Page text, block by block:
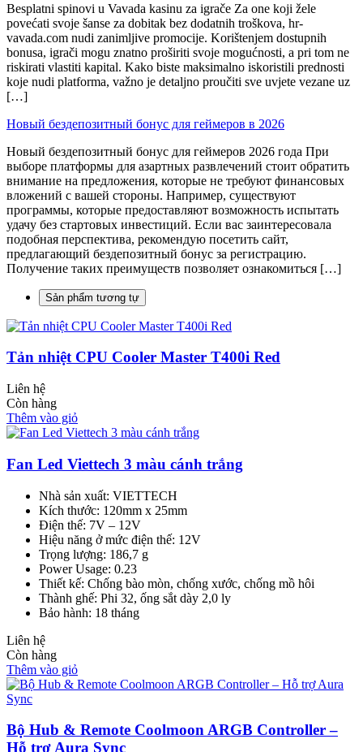
Besplatni spinovi u Vavada kasinu za igrače Za one koji žele
povećati svoje šanse za dobitak bez dodatnih troškova, hr-
vavada.com nudi zanimljive promocije. Korištenjem dostupnih
bonusa, igrači mogu znatno proširiti svoje mogućnosti, a pri tom ne
riskirati vlastiti kapital. Kako biste maksimalno iskoristili prednosti
koje nudi platforma, važno je detaljno proučiti sve uvjete vezane uz
[…]
Новый бездепозитный бонус для геймеров в 2026
Новый бездепозитный бонус для геймеров 2026 года При
выборе платформы для азартных развлечений стоит обратить
внимание на предложения, которые не требуют финансовых
вложений с вашей стороны. Например, существуют
программы, которые предоставляют возможность испытать
удачу без стартовых инвестиций. Если вас заинтересовала
подобная перспектива, рекомендую посетить сайт,
предлагающий бездепозитный бонус за регистрацию.
Получение таких преимуществ позволяет ознакомиться […]
Sản phẩm tương tự
Tản nhiệt CPU Cooler Master T400i Red
Liên hệ
Còn hàng
Thêm vào giỏ
Fan Led Viettech 3 màu cánh trắng
Nhà sản xuất: VIETTECH
Kích thước: 120mm x 25mm
Điện thế: 7V – 12V
Hiệu năng ở mức điện thế: 12V
Trọng lượng: 186,7 g
Power Usage: 0.23
Thiết kế: Chống bào mòn, chống xước, chống mồ hôi
Thành ghế: Phi 32, ống sắt dày 2,0 ly
Bảo hành: 18 tháng
Liên hệ
Còn hàng
Thêm vào giỏ
Bộ Hub & Remote Coolmoon ARGB Controller –
Hỗ trợ Aura Sync